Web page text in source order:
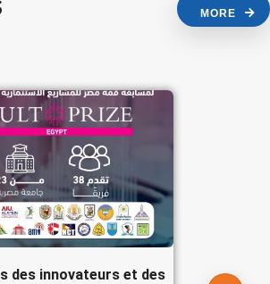
MORE
des innovateurs et des